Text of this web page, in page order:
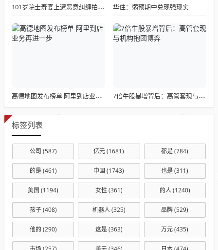
101岁院士寿宴上遭恶意纠缠拍摄，5 人伪造身份蹭权威，朋友圈置顶露马脚 华住：弱预期中兑现强现实
高德地图发布榜单 阿里到店业务再进一步 7倍牛股暴增背后：高管套现与机构抱团博弈
标签列表
公司 (587) 亿元(1681) 都是(784)
的是(461) 中国 (1743) 也是(311)
美国 (1194) 女性 (361) 的人(1240)
孩子(408) 机器人(325) 品牌(529)
他的 (290) 这是(363) 万元(435)